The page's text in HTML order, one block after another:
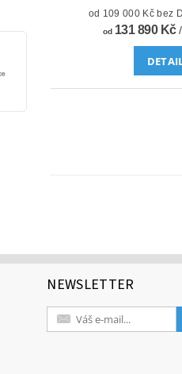
od 109 000
od131 890 Kč
NEWSLETTER